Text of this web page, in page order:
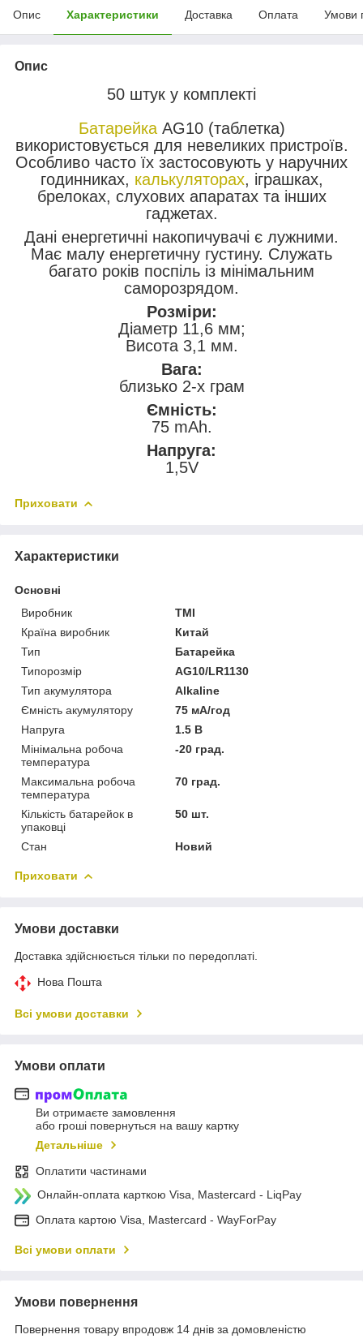
Опис Характеристики Доставка Оплата Умови
Опис
50 штук у комплекті
БатарейкаAG10 (таблетка)
використовується для невеликих пристроїв.
Особливо часто їх застосовують у наручних
годинниках, калькуляторах, іграшках,
брелоках, слухових апаратах та інших
гаджетах.
Дані енергетичні накопичувачі є лужними.
Має малу енергетичну густину. Служать
багато років поспіль із мінімальним
саморозрядом.
Розміри:
Діаметр 11,6 мм;
Висота 3,1 мм.
Вага:
близько 2-х грам
Ємність:
75 mAh.
Напруга:
1,5V
Приховати
Характеристики
Основні
Виробник
TMI
Країна виробник
Китай
Тип
Батарейка
Типорозмір
AG10/LR1130
Тип акумулятора
Alkaline
Ємність акумулятору
75 мА/год
Напруга
1.5 В
Мінімальна робоча
температура
-20 град.
Максимальна робоча
температура
70 град.
Кількість батарейок в
упаковці
50 шт.
Стан Новий
Приховати
Умови доставки
Доставка здійснюється тільки по передоплаті.
Нова Пошта
Всі умови доставки
Умови оплати
Ви отримаєте замовлення
або гроші повернуться на вашу картку
Детальніше
Оплатити частинами
Онлайн-оплата карткою Visa, Mastercard - LiqPay
Оплата картою Visa, Mastercard - WayForPay
Всі умови оплати
Умови повернення
Повернення товару впродовж 14 днів за домовленістю